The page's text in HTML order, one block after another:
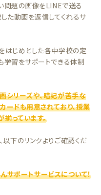
問題の画像をLINEで送る
た動画を返信してくれるサ
はじめとした各中学校の定
学習をサポートできる体制
シリーズや、暗記が苦手な
ードも用意されており、授業
っています。
下のリンクよりご確認くだ
サポートサービスについて！